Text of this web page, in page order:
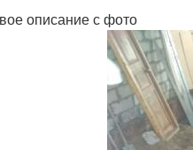
описание с фото